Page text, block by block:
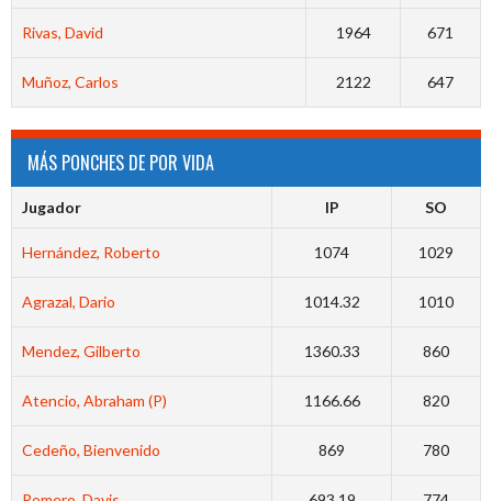
Rivas, David 1964 671
Muñoz, Carlos 2122 647
MÁS PONCHES DE POR VIDA
Jugador IP SO
Hernández, Roberto 1074 1029
Agrazal, Dario 1014.32 1010
Mendez, Gilberto 1360.33 860
Atencio, Abraham (P) 1166.66 820
Cedeño, Bienvenido 869 780